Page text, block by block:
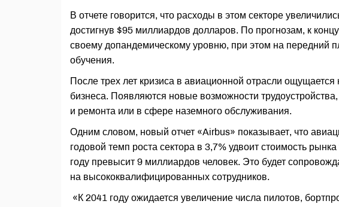
В отчете говорится, что расходы в этом секторе
достигнув $95 миллиардов долларов. По прогнозам, к
своему допандемическому уровню, при этом на передний
обучения.
После трех лет кризиса в авиационной отрасли
бизнеса. Появляются новые возможности
и ремонта или в сфере наземного обслуживания.
Одним словом, новый отчет «Airbus» показывает, что
годовой темп роста сектора в 3,7% удвоит стоимость
году превысит 9 миллиардов человек. Это будет
на высококвалифицированных сотрудников.
«К 2041 году ожидается увеличение числа пилотов,